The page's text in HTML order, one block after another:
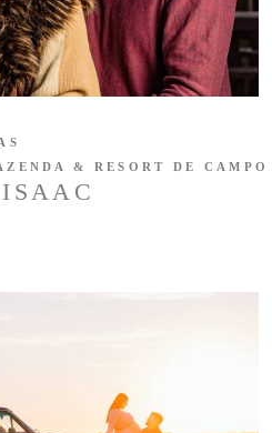
& RESORT DE CAMPO